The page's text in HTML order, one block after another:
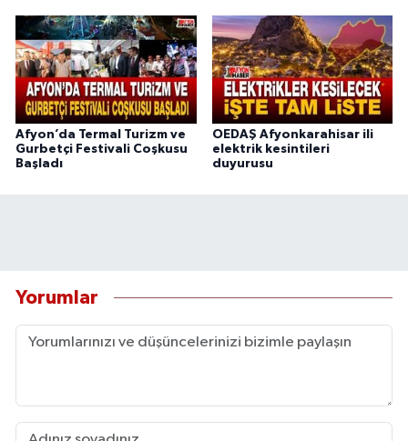
Afyon’da Termal Turizm ve
Gurbetçi Festivali Coşkusu
Başladı
OEDAŞ Afyonkarahisar ili
elektrik kesintileri
duyurusu
Yorumlar